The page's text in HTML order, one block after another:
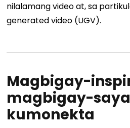
nilalamang video at, sa
generated video (UGV).
Magbigay-
magbigay-
kumonekta